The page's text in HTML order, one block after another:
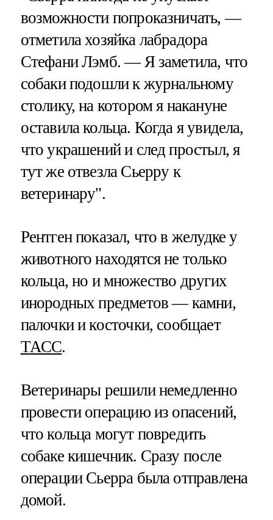
возможности попроказничать, —
отметила хозяйка лабрадора
Стефани Лэмб. — Я заметила, что
собаки подошли к журнальному
столику, на котором я накануне
оставила кольца. Когда я увидела,
что украшений и след простыл, я
тут же отвезла Сьерру к
ветеринару".
Рентген показал, что в желудке у
животного находятся не только
кольца, но и множество других
инородных предметов — камни,
палочки и косточки, сообщает
ТАСС.
Ветеринары решили немедленно
провести операцию из опасений,
что кольца могут повредить
собаке кишечник. Сразу после
операции Сьерра была отправлена
домой.